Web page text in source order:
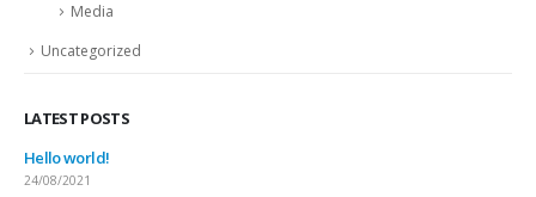
Media
Uncategorized
LATEST POSTS
Hello world!
24/08/2021